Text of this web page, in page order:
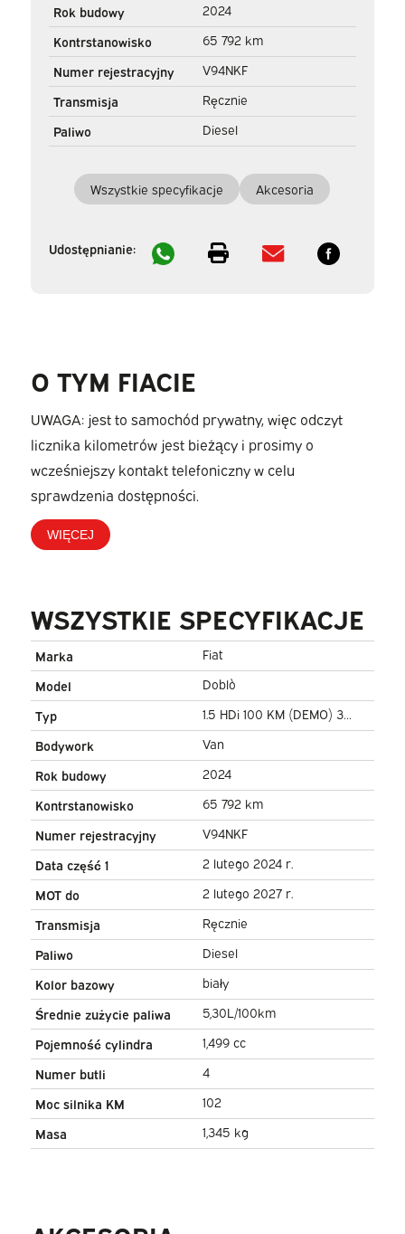
Airco
Rok budowy
2024
Kontrstanowisko
65 792 km
Numer rejestracyjny
V94NKF
Transmisja
Ręcznie
Paliwo
Diesel
Wszystkie specyfikacje Akcesoria
Udostępnianie:
O TYM FIACIE
UWAGA: jest to samochód prywatny, więc odczyt
licznika kilometrów jest bieżący i prosimy o
wcześniejszy kontakt telefoniczny w celu
sprawdzenia dostępności.
WIĘCEJ
WSZYSTKIE SPECYFIKACJE
Marka
Fiat
Model
Doblò
Typ
1.5 HDi 100 KM (DEMO) 3
Pers./ CarPlay/ Seatverw./
Kamera/ PDC/ Cruise/ Airco
Bodywork
Van
Rok budowy
2024
Kontrstanowisko
65 792 km
Numer rejestracyjny
V94NKF
Data część 1
2 lutego 2024 r.
MOT do
2 lutego 2027 r.
Transmisja
Ręcznie
Paliwo
Diesel
Kolor bazowy
biały
Średnie zużycie paliwa
5,30L/100km
Pojemność cylindra
1,499 cc
Numer butli
4
Moc silnika KM
102
Masa
1,345 kg